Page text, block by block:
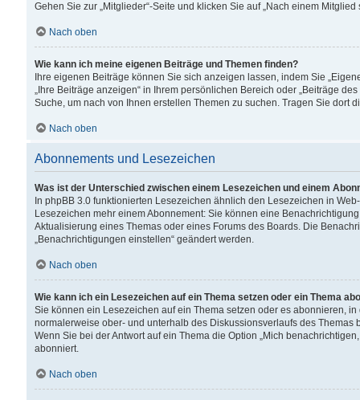
Gehen Sie zur „Mitglieder“-Seite und klicken Sie auf „Nach einem Mitglied
Nach oben
Wie kann ich meine eigenen Beiträge und Themen finden?
Ihre eigenen Beiträge können Sie sich anzeigen lassen, indem Sie
„Ihre Beiträge anzeigen“ in Ihrem persönlichen Bereich oder „Beiträge
Suche, um nach von Ihnen erstellen Themen zu suchen. Tragen Sie dort
Nach oben
Abonnements und Lesezeichen
Was ist der Unterschied zwischen einem Lesezeichen und einem
In phpBB 3.0 funktionierten Lesezeichen ähnlich den Lesezeichen in
Lesezeichen mehr einem Abonnement: Sie können eine
Aktualisierung eines Themas oder eines Forums des Boards. Die
„Benachrichtigungen einstellen“ geändert werden.
Nach oben
Wie kann ich ein Lesezeichen auf ein Thema setzen oder ein Thema
Sie können ein Lesezeichen auf ein Thema setzen oder es abonnieren,
normalerweise ober- und unterhalb des Diskussionsverlaufs des Themas
Wenn Sie bei der Antwort auf ein Thema die Option „Mich
abonniert.
Nach oben